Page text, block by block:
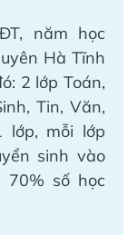
năm học
Hà Tĩnh
2 lớp Toán,
Tin, Văn,
lớp, mỗi lớp
sinh vào
70% số học